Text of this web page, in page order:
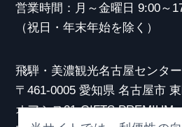
営業時間：月～金曜日 9:00～
（祝日・年末年始を除く）
飛騨・美濃観光名古屋センター
〒461-0005 愛知県 名古屋市
オアシス21 GIFTS PREMIUM